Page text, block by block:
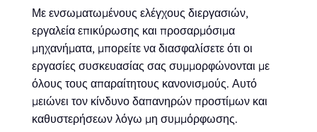
Με ενσωματωμένους ελέγχους διεργασιών,
εργαλεία επικύρωσης και προσαρμόσιμα
μηχανήματα, μπορείτε να διασφαλίσετε ότι οι
εργασίες συσκευασίας σας συμμορφώνονται με
όλους τους απαραίτητους κανονισμούς. Αυτό
μειώνει τον κίνδυνο δαπανηρών προστίμων και
καθυστερήσεων λόγω μη συμμόρφωσης.